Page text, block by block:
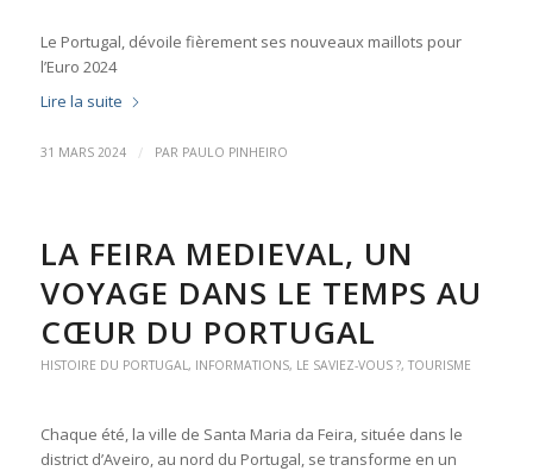
Le Portugal, dévoile fièrement ses nouveaux maillots pour
l’Euro 2024
Lire la suite
31 MARS 2024 / PAR PAULO PINHEIRO
LA FEIRA MEDIEVAL, UN
VOYAGE DANS LE TEMPS AU
CŒUR DU PORTUGAL
HISTOIRE DU PORTUGAL, INFORMATIONS, LE SAVIEZ-VOUS ?, TOURISME
Chaque été, la ville de Santa Maria da Feira, située dans le
district d’Aveiro, au nord du Portugal, se transforme en un